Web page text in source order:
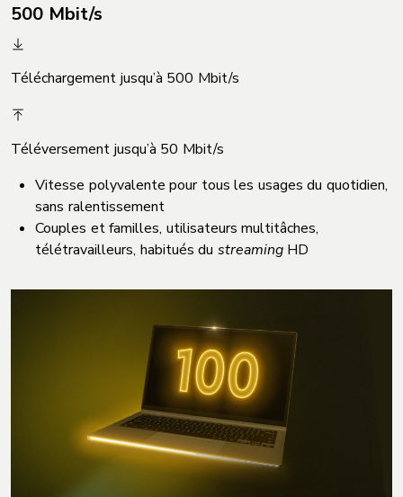
500 Mbit/s
Téléchargement jusqu’à 500 Mbit/s
Téléversement jusqu’à 50 Mbit/s
Vitesse polyvalente pour tous les usages du quotidien,
sans ralentissement
Couples et familles, utilisateurs multitâches,
télétravailleurs, habitués du streamingHD